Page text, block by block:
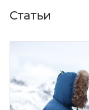
подпланка —
Боковые
кнопках —
Карман на
Статьи